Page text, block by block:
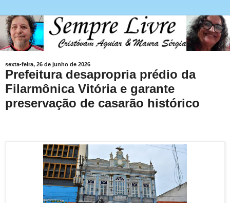
sexta-feira, 26 de junho de 2026
Prefeitura desapropria prédio da
Filarmônica Vitória e garante
preservação de casarão histórico